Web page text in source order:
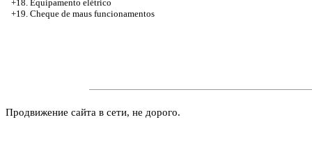
+18. Equipamento elétrico
+19. Cheque de maus funcionamentos
Продвижение сайта в сети, не дорого.